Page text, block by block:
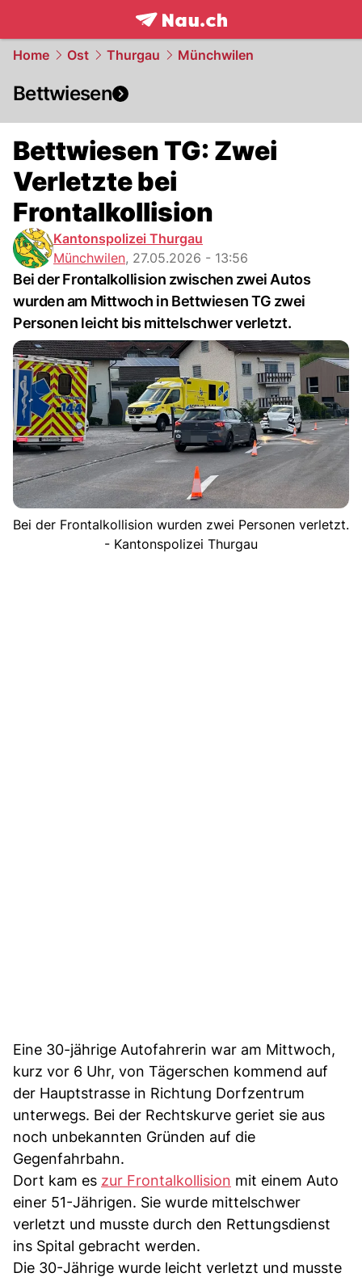
frontpage.NAU.ch
Home Ost Thurgau Münchwilen
Bettwiesen
Bettwiesen TG: Zwei
Verletzte bei
Frontalkollision
Kantonspolizei Thurgau
Münchwilen, 27.05.2026 - 13:56
Bei der Frontalkollision zwischen zwei Autos
wurden am Mittwoch in Bettwiesen TG zwei
Personen leicht bis mittelschwer verletzt.
Bei der Frontalkollision wurden zwei Personen verletzt.
- Kantonspolizei Thurgau
Eine 30-jährige Autofahrerin war am Mittwoch,
kurz vor 6 Uhr, von Tägerschen kommend auf
der Hauptstrasse in Richtung Dorfzentrum
unterwegs. Bei der Rechtskurve geriet sie aus
noch unbekannten Gründen auf die
Gegenfahrbahn.
Dort kam es zur Frontalkollision mit einem Auto
einer 51-Jährigen. Sie wurde mittelschwer
verletzt und musste durch den Rettungsdienst
ins Spital gebracht werden.
Die 30-Jährige wurde leicht verletzt und musste